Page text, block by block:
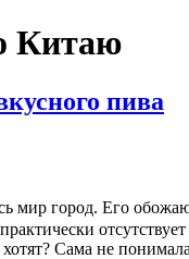
Китаю
пива
город. Его
Сама не